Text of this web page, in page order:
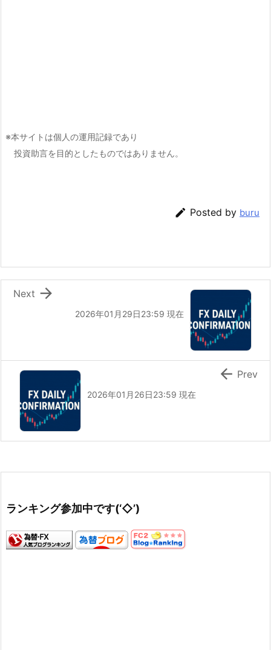
※本サイトは個人の運用記録であり
投資助言を目的としたものではありません。
 Posted by buru
2026年01月29日23:59 現在

Next
2026年01月26日23:59 現在
 Prev
ランキング参加中です(‘◇’)ゞ